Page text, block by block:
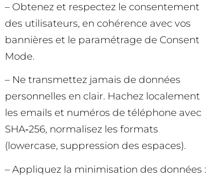
– Obtenez et respectez le consentement
des utilisateurs, en cohérence avec vos
bannières et le paramétrage de Consent
Mode.
– Ne transmettez jamais de données
personnelles en clair. Hachez localement
les emails et numéros de téléphone avec
SHA‑256, normalisez les formats
(lowercase, suppression des espaces).
– Appliquez la minimisation des données :